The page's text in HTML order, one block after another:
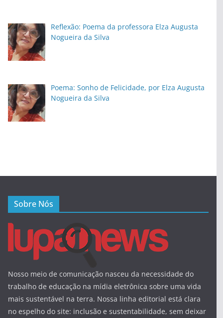
Reflexão: Poema da professora Elza Augusta
Nogueira da Silva
Poema: Sonho de Felicidade, por Elza Augusta
Nogueira da Silva
Sobre Nós
Nosso meio de comunicação nasceu da necessidade do
trabalho de educação na mídia eletrônica sobre uma vida
mais sustentável na terra. Nossa linha editorial está clara
no espelho do site: inclusão e sustentabilidade, sem deixar